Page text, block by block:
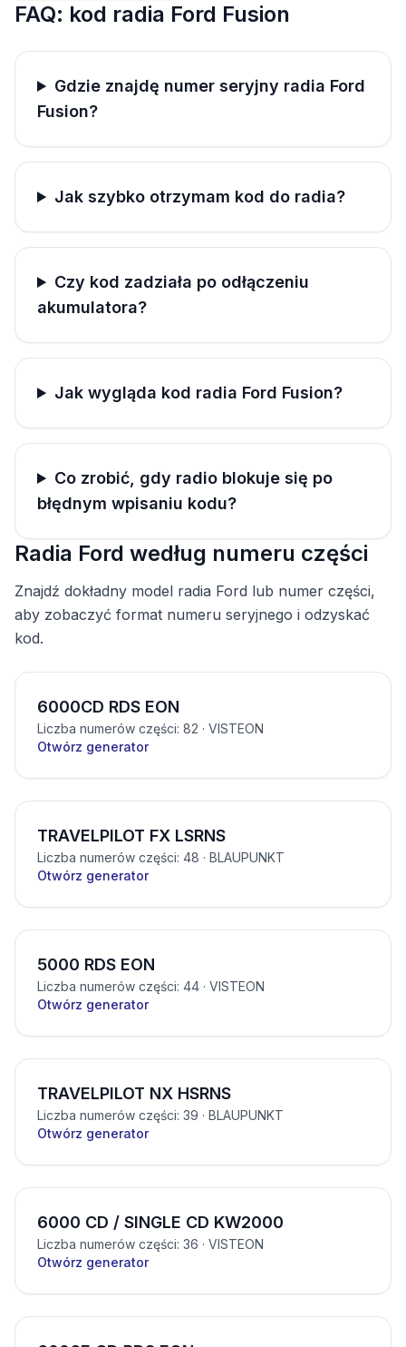
FAQ: kod radia Ford Fusion
Gdzie znajdę numer seryjny radia Ford
Fusion?
Jak szybko otrzymam kod do radia?
Czy kod zadziała po odłączeniu
akumulatora?
Jak wygląda kod radia Ford Fusion?
Co zrobić, gdy radio blokuje się po
błędnym wpisaniu kodu?
Radia Ford według numeru części
Znajdź dokładny model radia Ford lub numer części,
aby zobaczyć format numeru seryjnego i odzyskać
kod.
6000CD RDS EON
Liczba numerów części: 82 · VISTEON
Otwórz generator
TRAVELPILOT FX LSRNS
Liczba numerów części: 48 · BLAUPUNKT
Otwórz generator
5000 RDS EON
Liczba numerów części: 44 · VISTEON
Otwórz generator
TRAVELPILOT NX HSRNS
Liczba numerów części: 39 · BLAUPUNKT
Otwórz generator
6000 CD / SINGLE CD KW2000
Liczba numerów części: 36 · VISTEON
Otwórz generator